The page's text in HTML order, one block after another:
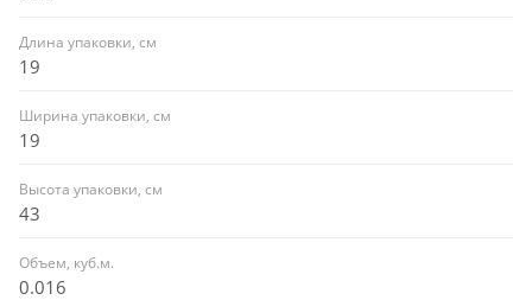
Длина упаковки, см
19
Ширина упаковки, см
19
Высота упаковки, см
43
Объем, куб.м.
0.016